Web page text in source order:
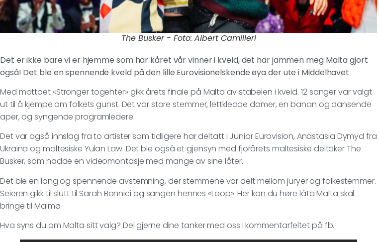
The Busker - Foto: Albert Camilleri
Det er ikke bare vi er hjemme som har kåret vår vinner i kveld, det har jammen meg Malta gjort
også! Det ble en spennende kveld på den lille Eurovisionelskende øya der ute i Middelhavet.
Med mottoet «Stronger togehter» gikk årets finale på Malta av stabelen i kveld. 12 sanger var valgt
ut til å kjempe om folkets gunst. Det var store stemmer, lettkledde damer, en banan og dansende
aper, og syngende programledere.
Det var også innslag fra to artister som tidligere har deltatt i Junior Eurovision, Anastasia Dymyd fra
Ukraina og maltesiske Yulan Law. Det ble også et gjensyn med fjorårets maltesiske deltaker The
Busker, som hadde en videomontasje med mange av sine låter.
Det ble en lang og spennende avstemning, der stemmene var delt mellom juryer og folkestemmer.
Seieren gikk til slutt til Sarah Bonnici og sangen hennes «Loop». Her kan du høre låta Malta skal
bringe til Malmø.
Hva syns du om Malta sitt valg? Del gjerne dine tanker med oss i kommentarfeltet på fb.